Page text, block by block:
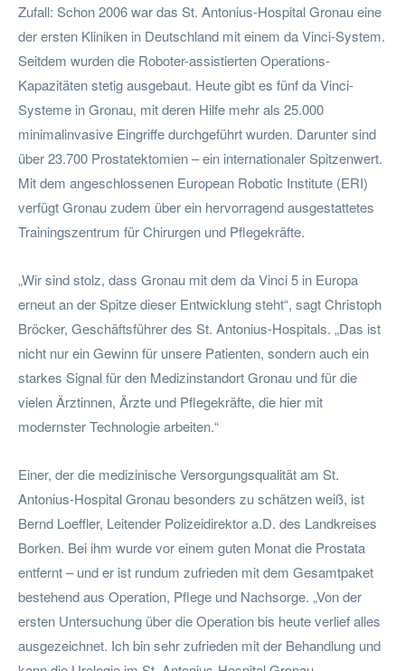
Zufall: Schon 2006 war das St. Antonius-Hospital Gronau eine
der ersten Kliniken in Deutschland mit einem da Vinci-System.
Seitdem wurden die Roboter-assistierten Operations-
Kapazitäten stetig ausgebaut. Heute gibt es fünf da Vinci-
Systeme in Gronau, mit deren Hilfe mehr als 25.000
minimalinvasive Eingriffe durchgeführt wurden. Darunter sind
über 23.700 Prostatektomien – ein internationaler Spitzenwert.
Mit dem angeschlossenen European Robotic Institute (ERI)
verfügt Gronau zudem über ein hervorragend ausgestattetes
Trainingszentrum für Chirurgen und Pflegekräfte.
„Wir sind stolz, dass Gronau mit dem da Vinci 5 in Europa
erneut an der Spitze dieser Entwicklung steht“, sagt Christoph
Bröcker, Geschäftsführer des St. Antonius-Hospitals. „Das ist
nicht nur ein Gewinn für unsere Patienten, sondern auch ein
starkes Signal für den Medizinstandort Gronau und für die
vielen Ärztinnen, Ärzte und Pflegekräfte, die hier mit
modernster Technologie arbeiten.“
Einer, der die medizinische Versorgungsqualität am St.
Antonius-Hospital Gronau besonders zu schätzen weiß, ist
Bernd Loeffler, Leitender Polizeidirektor a.D. des Landkreises
Borken. Bei ihm wurde vor einem guten Monat die Prostata
entfernt – und er ist rundum zufrieden mit dem Gesamtpaket
bestehend aus Operation, Pflege und Nachsorge. „Von der
ersten Untersuchung über die Operation bis heute verlief alles
ausgezeichnet. Ich bin sehr zufrieden mit der Behandlung und